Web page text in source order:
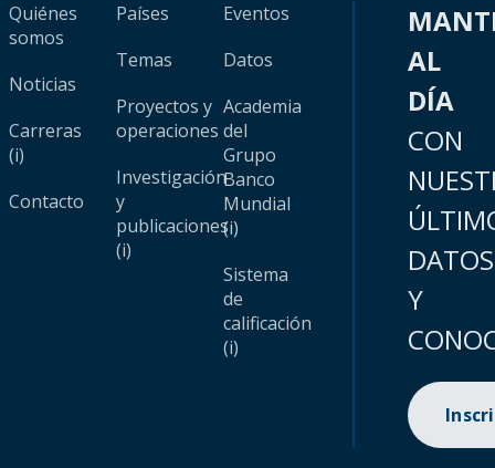
Quiénes
somos
Noticias
Carreras
(i)
Contacto
Países
Temas
Proyectos y
operaciones
Investigación
y
publicaciones
(i)
Eventos
Datos
Academia
del
Grupo
Banco
Mundial
(i)
Sistema
de
calificación
(i)
AL
DÍA
CON
DATOS
Y